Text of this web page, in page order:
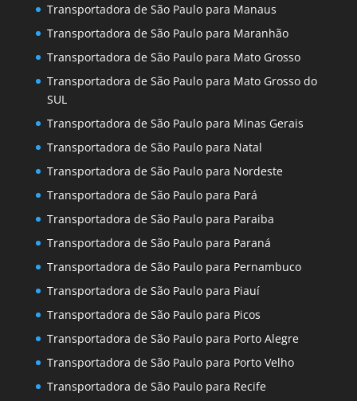
Transportadora de São Paulo para Manaus
Transportadora de São Paulo para Maranhão
Transportadora de São Paulo para Mato Grosso
Transportadora de São Paulo para Mato Grosso do
SUL
Transportadora de São Paulo para Minas Gerais
Transportadora de São Paulo para Natal
Transportadora de São Paulo para Nordeste
Transportadora de São Paulo para Pará
Transportadora de São Paulo para Paraiba
Transportadora de São Paulo para Paraná
Transportadora de São Paulo para Pernambuco
Transportadora de São Paulo para Piauí
Transportadora de São Paulo para Picos
Transportadora de São Paulo para Porto Alegre
Transportadora de São Paulo para Porto Velho
Transportadora de São Paulo para Recife